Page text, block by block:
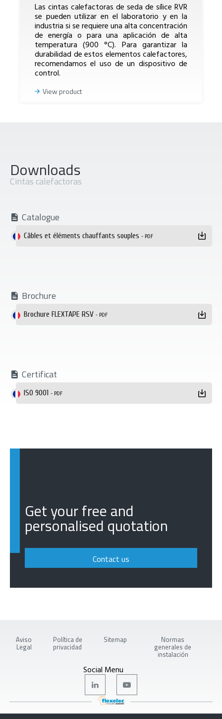
Las cintas calefactoras de seda de sílice RVR
se pueden utilizar en el laboratorio y en la
industria si se requiere una alta concentración
de energía o para una aplicación de alta
temperatura (900 °C). Para garantizar la
durabilidad de estos elementos calefactores,
recomendamos el uso de un dispositivo de
control.
View product
Downloads
Cintas calefactoras
Téléchargement
Catalogue
Câbles et éléments chauffants souples - PDF
Brochure
Brochure FLEXTAPE RSV - PDF
Certificat
ISO 9001 - PDF
Get your free and
personalised quotation
Contact us
Aviso
Legal
Política de
privacidad
Sitemap Normas
generales de
instalación
Social Menu